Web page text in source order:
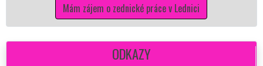
zájem o zednické práce v Lednici
ODKAZY